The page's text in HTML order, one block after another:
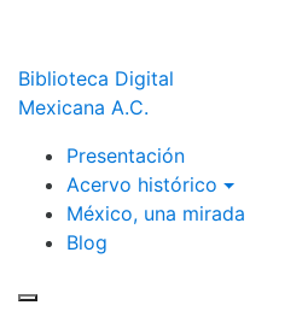
Biblioteca Digital
Mexicana A.C.
Presentación
Acervo histórico
México, una mirada
Blog